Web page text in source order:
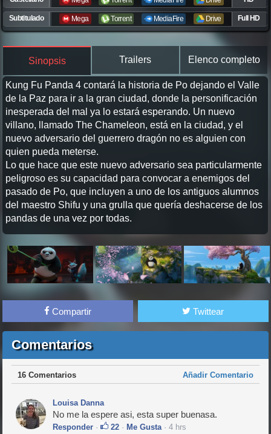
Subtitulado Mega Torrent MediaFire Drive Full HD
Sinopsis Trailers Elenco completo
Kung Fu Panda 4 contará la historia de Po dejando el Valle
de la Paz para ir a la gran ciudad, donde la personificación
inesperada del mal ya lo estará esperando. Un nuevo
villano, llamado The Chameleon, está en la ciudad, y el
nuevo adversario del guerrero dragón no es alguien con
quien pueda meterse.
Lo que hace que este nuevo adversario sea particularmente
peligroso es su capacidad para convocar a enemigos del
pasado de Po, que incluyen a uno de los antiguos alumnos
del maestro Shifu y una grulla que quería deshacerse de los
pandas de una vez por todas.
Compartir Twittear
Comentarios
16 Comentarios Añadir Comentario
Louisa Danna
No me la espere asi, esta super buenasa.
Responder · 22 · Me Gusta· 4 hrs